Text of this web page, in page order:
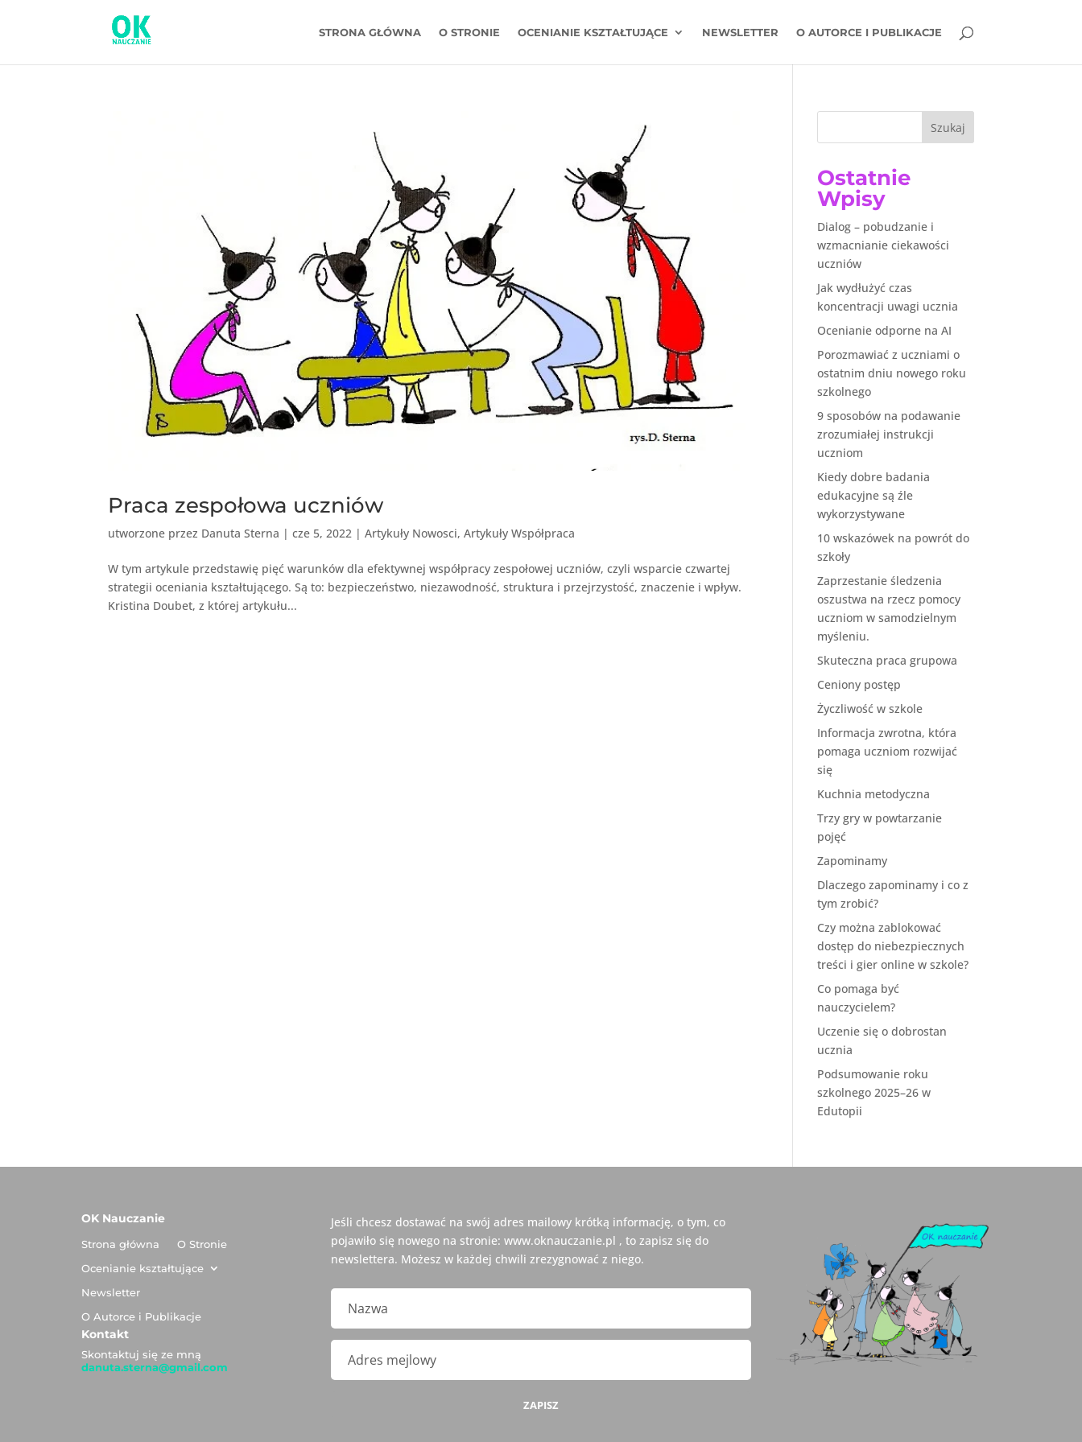
STRONA GŁÓWNA O STRONIE OCENIANIE KSZTAŁTUJĄCE NEWSLETTER O AUTORCE I PUBLIKACJE
Praca zespołowa uczniów
utworzone przez Danuta Sterna |cze 5, 2022 |Artykuły Nowosci,Artykuły Współpraca
W tym artykule przedstawię pięć warunków dla efektywnej współpracy zespołowej uczniów, czyli wsparcie czwartej
strategii oceniania kształtującego. Są to: bezpieczeństwo, niezawodność, struktura i przejrzystość, znaczenie i wpływ.
Kristina Doubet, z której artykułu...
Szukaj
Ostatnie
Wpisy
Dialog – pobudzanie i
wzmacnianie ciekawości
uczniów
Jak wydłużyć czas
koncentracji uwagi ucznia
Ocenianie odporne na AI
Porozmawiać z uczniami o
ostatnim dniu nowego roku
szkolnego
9 sposobów na podawanie
zrozumiałej instrukcji
uczniom
Kiedy dobre badania
edukacyjne są źle
wykorzystywane
10 wskazówek na powrót do
szkoły
Zaprzestanie śledzenia
oszustwa na rzecz pomocy
uczniom w samodzielnym
myśleniu.
Skuteczna praca grupowa
Ceniony postęp
Życzliwość w szkole
Informacja zwrotna, która
pomaga uczniom rozwijać
się
Kuchnia metodyczna
Trzy gry w powtarzanie
pojęć
Zapominamy
Dlaczego zapominamy i co z
tym zrobić?
Czy można zablokować
dostęp do niebezpiecznych
treści i gier online w szkole?
Co pomaga być
nauczycielem?
Uczenie się o dobrostan
ucznia
Podsumowanie roku
szkolnego 2025–26 w
Edutopii
OK Nauczanie
Strona główna
O Stronie
Ocenianie kształtujące
Newsletter
O Autorce i Publikacje
Kontakt
Skontaktuj się ze mną
danuta.sterna@gmail.com
Jeśli chcesz dostawać na swój adres mailowy krótką informację, o tym, co
pojawiło się nowego na stronie: www.oknauczanie.pl , to zapisz się do
newslettera. Możesz w każdej chwili zrezygnować z niego.
ZAPISZ